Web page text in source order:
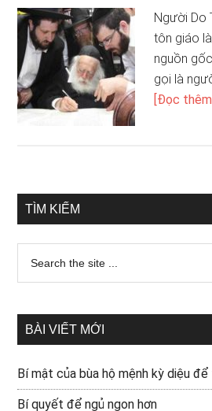
Người Do
tôn giáo
nguồn
gọi là
[Đọc
TÌM KIẾM
BÀI VIẾT MỚI
Bí mật của bùa hộ mệnh kỳ diệu
Bí quyết để ngủ ngon hơn